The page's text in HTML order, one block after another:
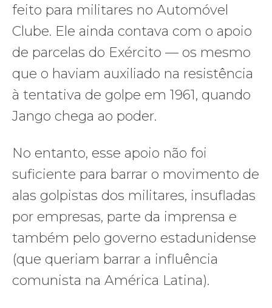
feito para militares no Automóvel
Clube. Ele ainda contava com o apoio
de parcelas do Exército — os mesmo
que o haviam auxiliado na resistência
à tentativa de golpe em 1961, quando
Jango chega ao poder.
No entanto, esse apoio não foi
suficiente para barrar o movimento de
alas golpistas dos militares, insufladas
por empresas, parte da imprensa e
também pelo governo estadunidense
(que queriam barrar a influência
comunista na América Latina).